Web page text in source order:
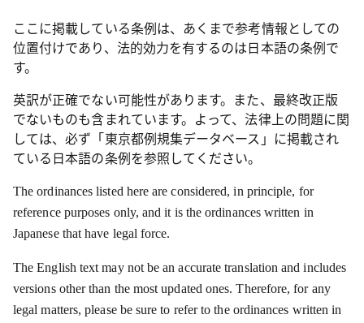
ここに掲載している条例は、あくまで参考情報としての
位置付けであり、法的効力を有するのは日本語の条例で
す。
英訳が正確でない可能性があります。また、最終改正版
でないものも含まれています。よって、法律上の問題に関
しては、必ず「東京都例規集データベース」に掲載され
ている日本語の条例を参照してください。
The ordinances listed here are considered, in principle, for
reference purposes only, and it is the ordinances written in
Japanese that have legal force.
The English text may not be an accurate translation and includes
versions other than the most updated ones. Therefore, for any
legal matters, please be sureto refer to the ordinances written in